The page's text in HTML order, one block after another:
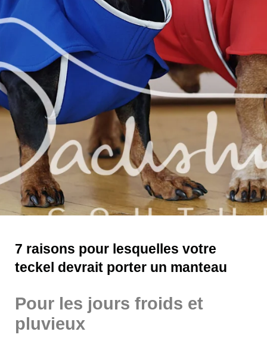
7 raisons pour lesquelles votre
teckel devrait porter un manteau
Pour les jours froids et
pluvieux